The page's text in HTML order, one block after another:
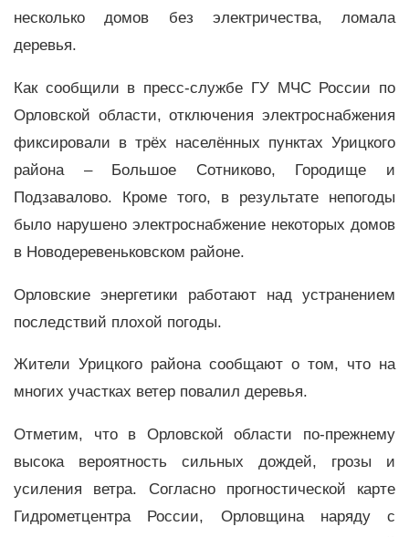
несколько домов без электричества, ломала
деревья.
Как сообщили в пресс-службе ГУ МЧС России по
Орловской области, отключения электроснабжения
фиксировали в трёх населённых пунктах Урицкого
района – Большое Сотниково, Городище и
Подзавалово. Кроме того, в результате непогоды
было нарушено электроснабжение некоторых домов
в Новодеревеньковском районе.
Орловские энергетики работают над устранением
последствий плохой погоды.
Жители Урицкого района сообщают о том, что на
многих участках ветер повалил деревья.
Отметим, что в Орловской области по-прежнему
высока вероятность сильных дождей, грозы и
усиления ветра. Согласно прогностической карте
Гидрометцентра России, Орловщина наряду с